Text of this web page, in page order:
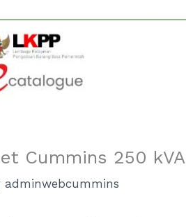
Cummins 250 kVA
adminwebcummins